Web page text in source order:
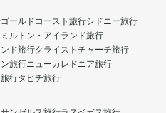
ゴールドコースト旅行シドニー旅行
ルトン・アイランド旅行
ド旅行クライストチャーチ旅行
旅行ニューカレドニア旅行
行タヒチ旅行